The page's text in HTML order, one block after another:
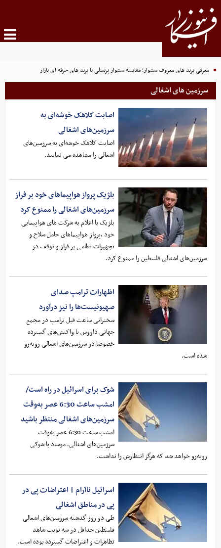
معرفی برند های معروف سشوار؛ مقایسه سشوار پرنسلی با برند های حرفه ای بازار
سرزمین های اشغالی
اصابت کلاهک خوشه‌ای به
سرزمین‌های اشغالی
اصابت کلاهک خوشه‌ای به سرزمین‌های
اشغالی را مشاهده می نمایید.
بلژیک پرواز هواپیماهای خود بر فراز
سرزمین‌های اشغالی را ممنوع کرد
بلژیک با اعلام به شرکت های هواپیمایی
خود ،پرواز هواپیماهای حامل سلاح و
تجهیزات نظامی بر فراز و توقف در
سرزمین‌های اشغالی فلسطین را ممنوع کرد.
اظهارات ترامپ صدای
صهیونیست‌ها را نیز درآورد
سخنرانی ساعت قبل ترامپ در مجمع
جهانی داووس با واکنش‌های گسترده
خصوصا در سرزمین‌های اشغالی روبه‌رو
شده است.
شوک برای اسرائیل در راه است/
امشب ساعت 6:30 عصر به‌وقت
سرزمین‌های اشغالی منتظر باشید
امشب ساعت 6:30 عصر به‌وقت
سرزمین‌های اشغالی، موساد با شوکی
روبه‌رو خواهد شد که هرگز انتظارش را نداشت.
اسرائیل ناآرام | اعتراضات پی در
پی در مناطق اشغالی
طی دو روز گذشته سرزمین‌های اشغالی
فلسطین حداقل در سه نوبت شاهد
تظاهرات و اعتراضات گسترده بوده است.